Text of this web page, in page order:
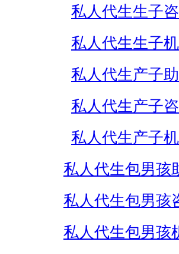
私人代生生子
私人代生生子
私人代生产子
私人代生产子
私人代生产子
私人代生包男孩
私人代生包男孩
私人代生包男孩